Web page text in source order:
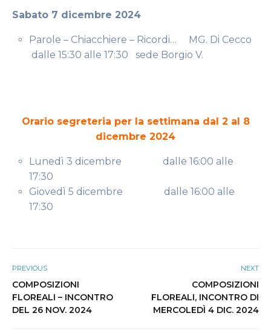
Sabato 7 dicembre 2024
Parole – Chiacchiere – Ricordi… MG. Di Cecco
dalle 15:30 alle 17:30 sede Borgio V.
Orario segreteria per la settimana dal 2 al 8
dicembre 2024
Lunedì 3 dicembre dalle 16:00 alle
17:30
Giovedì 5 dicembre dalle 16:00 alle
17:30
PREVIOUS
COMPOSIZIONI
FLOREALI – INCONTRO
DEL 26 NOV. 2024
NEXT
COMPOSIZIONI
FLOREALI, INCONTRO DI
MERCOLEDÌ 4 DIC. 2024